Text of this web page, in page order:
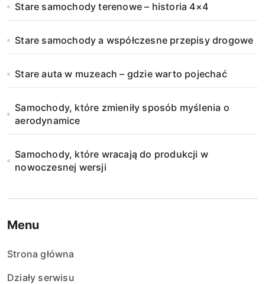
Stare samochody terenowe – historia 4×4
Stare samochody a współczesne przepisy drogowe
Stare auta w muzeach – gdzie warto pojechać
Samochody, które zmieniły sposób myślenia o
aerodynamice
Samochody, które wracają do produkcji w
nowoczesnej wersji
Menu
Strona główna
Działy serwisu